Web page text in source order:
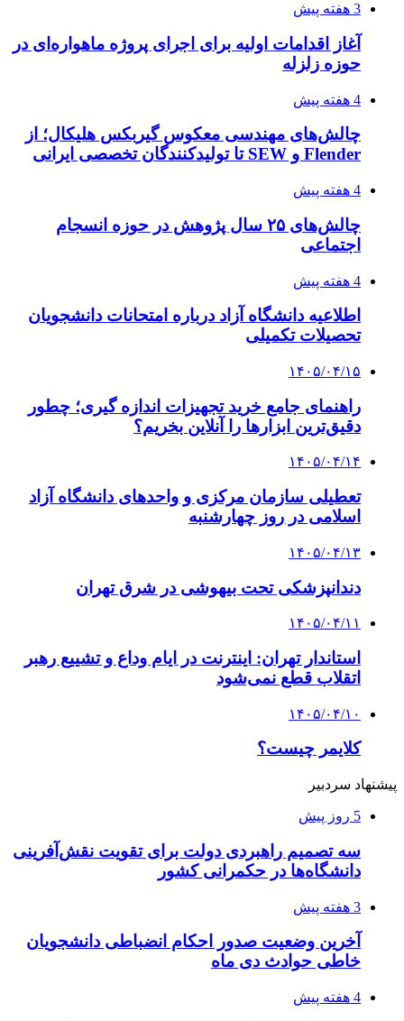
3 هفته پیش
آغاز اقدامات اولیه برای اجرای پروژه ماهواره‌ای در
حوزه زلزله
4 هفته پیش
چالش‌های مهندسی معکوس گیربکس هلیکال؛ از
Flender و SEW تا تولیدکنندگان تخصصی ایرانی
4 هفته پیش
چالش‌های ۲۵ سال پژوهش در حوزه انسجام
اجتماعی
4 هفته پیش
اطلاعیه دانشگاه آزاد درباره امتحانات دانشجویان
تحصیلات تکمیلی
۱۴۰۵/۰۴/۱۵
راهنمای جامع خرید تجهیزات اندازه گیری؛ چطور
دقیق‌ترین ابزارها را آنلاین بخریم؟
۱۴۰۵/۰۴/۱۴
تعطیلی سازمان مرکزی و واحدهای دانشگاه آزاد
اسلامی در روز چهارشنبه
۱۴۰۵/۰۴/۱۳
دندانپزشکی تحت بیهوشی در شرق تهران
۱۴۰۵/۰۴/۱۱
استاندار تهران: اینترنت در ایام وداع و تشییع رهبر
اتقلاب قطع نمی‌شود
۱۴۰۵/۰۴/۱۰
کلایمر چیست؟
پیشنهاد سردبیر
5 روز پیش
سه تصمیم راهبردی دولت برای تقویت نقش‌آفرینی
دانشگاه‌ها در حکمرانی کشور
3 هفته پیش
آخرین وضعیت صدور احکام انضباطی دانشجویان
خاطی حوادث دی ماه
4 هفته پیش